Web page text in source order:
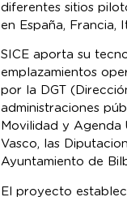
diferentes sitios
en España, Francia,
SICE aporta su
emplazamientos
por la DGT
administraciones
Movilidad y Agenda
Vasco, las
Ayuntamiento de
El proyecto